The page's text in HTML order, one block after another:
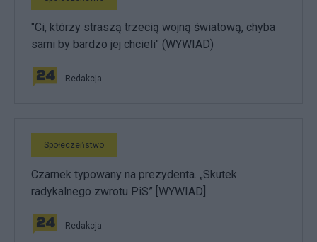
"Ci, którzy straszą trzecią wojną światową, chyba
sami by bardzo jej chcieli" (WYWIAD)
Redakcja
Społeczeństwo
Czarnek typowany na prezydenta. „Skutek
radykalnego zwrotu PiS” [WYWIAD]
Redakcja